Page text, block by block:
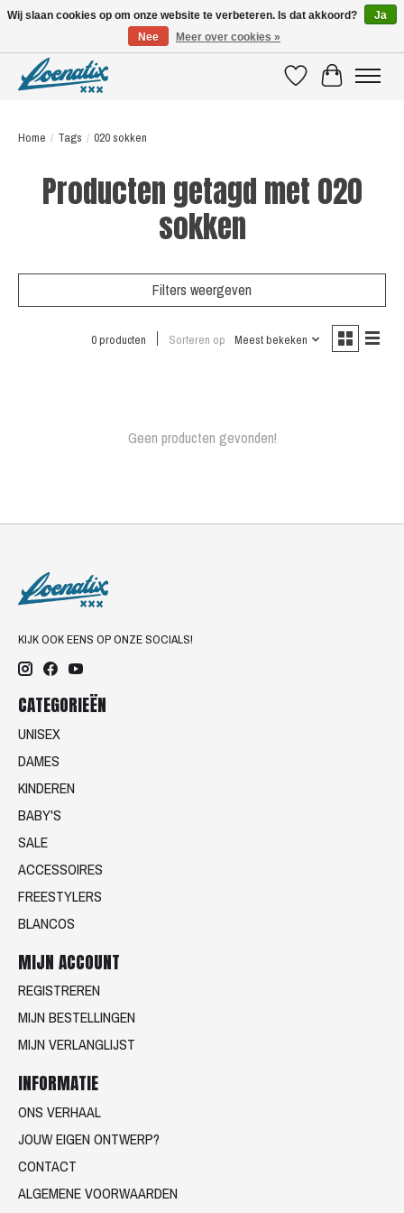
VerlanglijstWinkelwagen
Home / Tags / 020 sokken
Producten getagd met 020
sokken
Filters weergeven
0 producten Sorteren op Meest bekeken
Geen producten gevonden!
KIJK OOK EENS OP ONZE SOCIALS!
CATEGORIEËN
UNISEX
DAMES
KINDEREN
BABY'S
SALE
ACCESSOIRES
FREESTYLERS
BLANCOS
MIJN ACCOUNT
REGISTREREN
MIJN BESTELLINGEN
MIJN VERLANGLIJST
INFORMATIE
ONS VERHAAL
JOUW EIGEN ONTWERP?
CONTACT
ALGEMENE VOORWAARDEN
Wij slaan cookies op om onze website te verbeteren. Is dat akkoord?
Ja
Nee
Meer over cookies »